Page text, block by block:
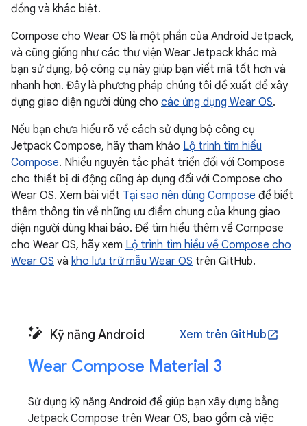
đồng và khác biệt.
Compose cho Wear OS là một phần của Android Jetpack,
và cũng giống như các thư viện Wear Jetpack khác mà
bạn sử dụng, bộ công cụ này giúp bạn viết mã tốt hơn và
nhanh hơn. Đây là phương pháp chúng tôi đề xuất để xây
dựng giao diện người dùng cho các ứng dụng Wear OS.
Nếu bạn chưa hiểu rõ về cách sử dụng bộ công cụ
Jetpack Compose, hãy tham khảo Lộ trình tìm hiểu
Compose. Nhiều nguyên tắc phát triển đối với Compose
cho thiết bị di động cũng áp dụng đối với Compose cho
Wear OS. Xem bài viết Tại sao nên dùng Compose để biết
thêm thông tin về những ưu điểm chung của khung giao
diện người dùng khai báo. Để tìm hiểu thêm về Compose
cho Wear OS, hãy xem Lộ trình tìm hiểu về Compose cho
Wear OS và kho lưu trữ mẫu Wear OS trên GitHub.
Kỹ năng Android Xem trên GitHubopen_in_new
Wear Compose Material 3
Sử dụng kỹ năng Android để giúp bạn xây dựng bằng
Jetpack Compose trên Wear OS, bao gồm cả việc